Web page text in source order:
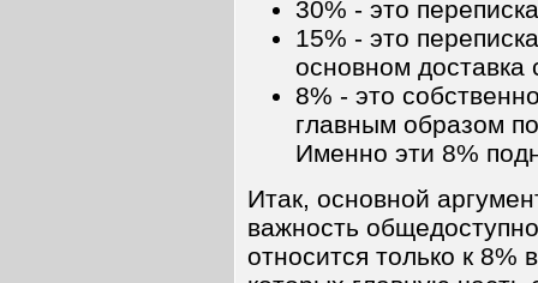
30% - это
15% - это
основном доставка
8% - это
главным образом
Именно эти 8%
Итак, основной
важность
относится только к 8%